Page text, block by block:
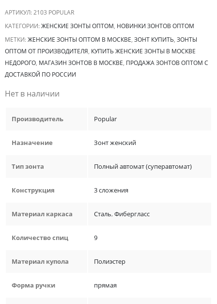
АРТИКУЛ:2103 POPULAR
КАТЕГОРИИ:ЖЕНСКИЕ ЗОНТЫ ОПТОМ, НОВИНКИ ЗОНТОВ ОПТОМ
МЕТКИ:ЖЕНСКИЕ ЗОНТЫ ОПТОМ В МОСКВЕ, ЗОНТ КУПИТЬ, ЗОНТЫ
ОПТОМ ОТ ПРОИЗВОДИТЕЛЯ, КУПИТЬ ЖЕНСКИЕ ЗОНТЫ В МОСКВЕ
НЕДОРОГО, МАГАЗИН ЗОНТОВ В МОСКВЕ, ПРОДАЖА ЗОНТОВ ОПТОМ С
ДОСТАВКОЙ ПО РОССИИ
Нет в наличии
Производитель Popular
Назначение Зонт женский
Тип зонта Полный автомат (суперавтомат)
Конструкция 3 сложения
Материал каркаса Сталь,Фибергласс
Количество спиц 9
Материал купола Полиэстер
Форма ручки прямая